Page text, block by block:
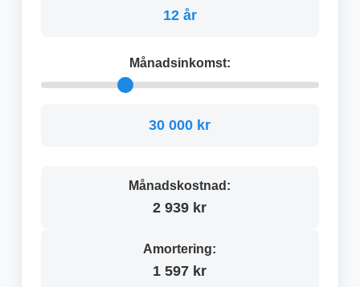
12 år
Månadsinkomst:
30 000 kr
Månadskostnad:
2 939 kr
Amortering:
1 597 kr